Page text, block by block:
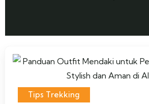
Tips Trekking